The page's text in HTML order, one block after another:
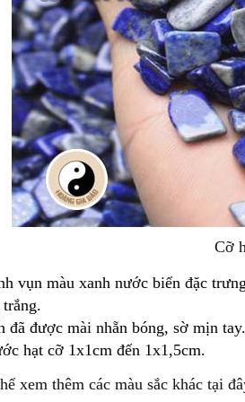
Cỡ
vụn màu xanh nước biển đặc
đã được mài nhẵn bóng, sờ mịn tay.
hạt cỡ 1x1cm đến 1x1,5cm.
xem thêm các màu sắc khác tại